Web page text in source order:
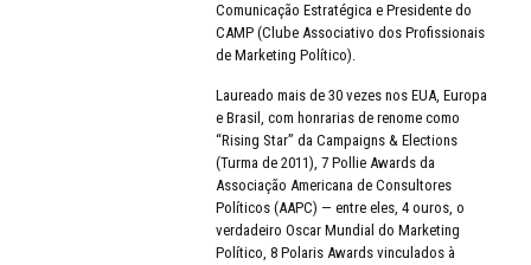
Comunicação Estratégica e Presidente do
CAMP (Clube Associativo dos Profissionais
de Marketing Político).
Laureado mais de 30 vezes nos EUA, Europa
e Brasil, com honrarias de renome como
“Rising Star” da Campaigns & Elections
(Turma de 2011), 7 Pollie Awards da
Associação Americana de Consultores
Políticos (AAPC) — entre eles, 4 ouros, o
verdadeiro Oscar Mundial do Marketing
Político, 8 Polaris Awards vinculados à